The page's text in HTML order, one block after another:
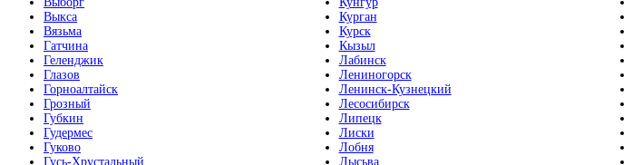
Выкса
Вязьма
Гатчина
Геленджик
Глазов
Горноалтайск
Грозный
Губкин
Гудермес
Гуково
Гусь-Хрустальный
Курган
Курск
Кызыл
Лабинск
Лениногорск
Ленинск-Кузнецкий
Лесосибирск
Липецк
Лиски
Лобня
Лысьва